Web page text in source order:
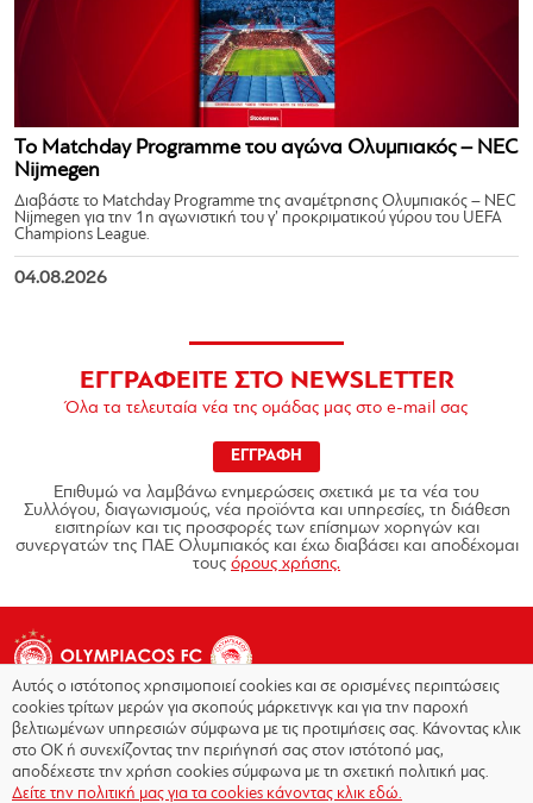
Το Matchday Programme του αγώνα Ολυμπιακός – NEC
Nijmegen
Διαβάστε το Matchday Programme της αναμέτρησης Ολυμπιακός – NEC
Nijmegen για την 1η αγωνιστική του γ’ προκριματικού γύρου του UEFA
Champions League.
04.08.2026
ΕΓΓΡΑΦΕΙΤΕ ΣΤΟ NEWSLETTER
Όλα τα τελευταία νέα της ομάδας μας στο e-mail σας
ΕΓΓΡΑΦΗ
Επιθυμώ να λαμβάνω ενημερώσεις σχετικά με τα νέα του
Συλλόγου, διαγωνισμούς, νέα προϊόντα και υπηρεσίες, τη διάθεση
εισιτηρίων και τις προσφορές των επίσημων χορηγών και
συνεργατών της ΠΑΕ Ολυμπιακός και έχω διαβάσει και αποδέχομαι
τους όρους χρήσης.
Copyright © 2026 - Olympiacos.org
Αυτός ο ιστότοπος χρησιμοποιεί cookies και σε ορισμένες περιπτώσεις
cookies τρίτων μερών για σκοπούς μάρκετινγκ και για την παροχή
βελτιωμένων υπηρεσιών σύμφωνα με τις προτιμήσεις σας. Κάνοντας κλικ
στο OK ή συνεχίζοντας την περιήγησή σας στον ιστότοπό μας,
αποδέχεστε την χρήση cookies σύμφωνα με τη σχετική πολιτική μας.
Δείτε την πολιτική μας για τα cookies κάνοντας κλικ εδώ.